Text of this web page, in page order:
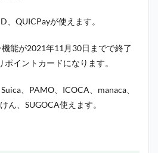
、QUICPayが使えます。
能が2021年11月30日までで終了
イントカードになります。
、PAMO、ICOCA、manaca、
ん、SUGOCA使えます。